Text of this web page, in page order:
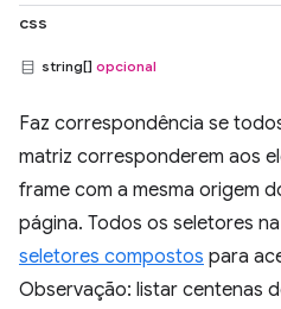
css
string[] opcional
Faz correspondência se
matriz corresponderem aos
frame com a mesma origem
página. Todos os seletores
seletores compostos para
Observação: listar centenas